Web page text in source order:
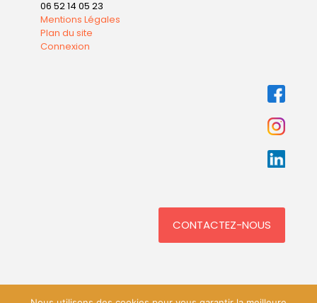
06 52 14 05 23
Mentions Légales
Plan du site
Connexion
CONTACTEZ-NOUS